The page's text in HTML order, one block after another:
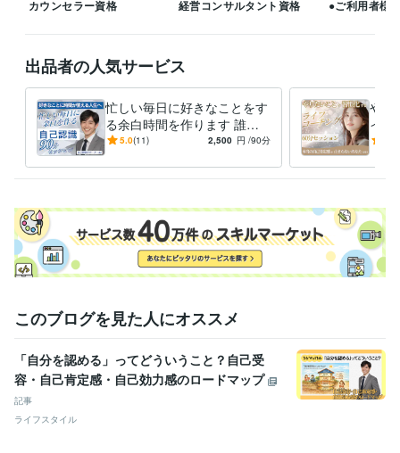
PM・PO・ディレクター / プロジェクトマネージャー 経験年数 : 7年
コンサルタント / 経営コンサルタント 経験年数 : 3年
士業・専門職 / 中小企業診断士
ライフスタイル・その他 / カウンセラー・コーチ 経験年数 : 1年
職歴
0から見直す本音で生きる人生変革コーチ 2024年9月 ~ 現在
受賞歴
成✨ 私だけの自由時間を作る完全ガイド
資格・検定
中小企業診断士 取得年 : 2021年
ケアストレスカウンセラー 取得年 : 2024年
Python:1年VBA:2年
ビジネス・クリエイティブツール
WordPress:3年 Excel:10年Google サイト:3年
Google スプレッドシート:3年 Google スライド:3年
Google ドキュメント:3年
freee:3年Moneyfoward:3年
カウンセラー資格 経営コンサルタント資格 ●ご利用者様
出品者の人気サービス
忙しい毎日に好きなことをす
る余白時間を作ります 誰の
目も気にせずに、好きなこと
える
5.0(11) 2,500 円 /90分
やり
イフ
ーマ
このブログを見た人にオススメ
「自分を認める」ってどういうこと？自己受
容・自己肯定感・自己効力感のロードマップ
記事
ライフスタイル